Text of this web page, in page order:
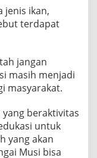
jenis ikan,
terdapat
jangan
masih menjadi
masyarakat.
beraktivitas
untuk
yang akan
Musi bisa